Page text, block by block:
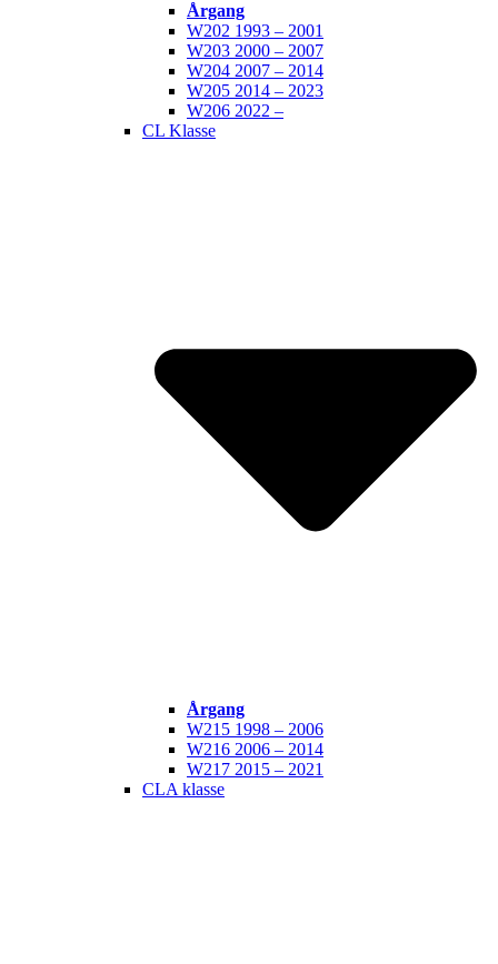
Årgang
W202 1993 – 2001
W203 2000 – 2007
W204 2007 – 2014
W205 2014 – 2023
W206 2022 –
CL Klasse
Årgang
W215 1998 – 2006
W216 2006 – 2014
W217 2015 – 2021
CLA klasse